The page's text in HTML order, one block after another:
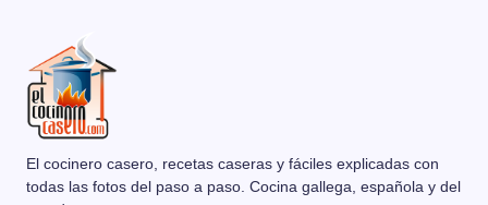
El cocinero casero, recetas caseras y fáciles explicadas con
todas las fotos del paso a paso. Cocina gallega, española y del